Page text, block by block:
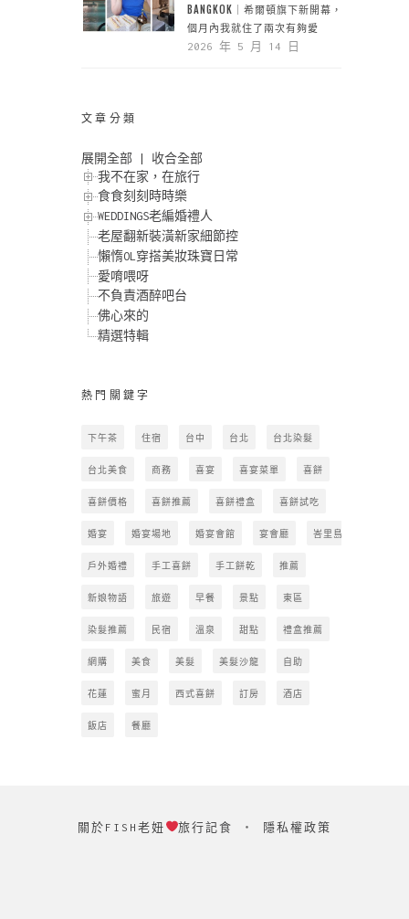
BANGKOK｜希爾頓旗下新開幕，一
個月內我就住了兩次有夠愛
2026 年 5 月 14 日
文章分類
展開全部 | 收合全部
我不在家，在旅行
食食刻刻時時樂
WEDDINGS老編婚禮人
老屋翻新裝潢新家細節控
懶惰OL穿搭美妝珠寶日常
愛唷喂呀
不負責酒醉吧台
佛心來的
精選特輯
熱門關鍵字
下午茶 住宿 台中 台北 台北染髮
台北美食 商務 喜宴 喜宴菜單 喜餅
喜餅價格 喜餅推薦 喜餅禮盒 喜餅試吃
婚宴 婚宴場地 婚宴會館 宴會廳 峇里島
戶外婚禮 手工喜餅 手工餅乾 推薦
新娘物語 旅遊 早餐 景點 東區
染髮推薦 民宿 溫泉 甜點 禮盒推薦
網購 美食 美髮 美髮沙龍 自助
花蓮 蜜月 西式喜餅 訂房 酒店
飯店 餐廳
關於FISH老妞 旅行記食 ‧ 隱私權政策